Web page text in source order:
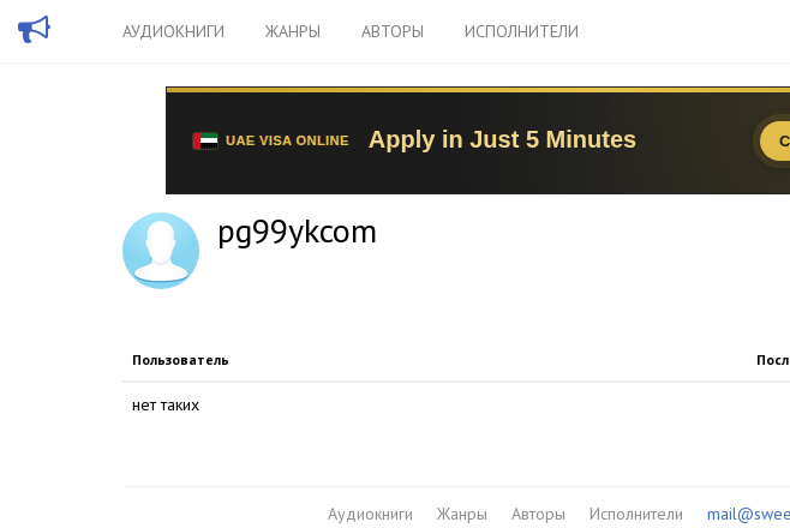
АУДИОКНИГИ ЖАНРЫ АВТОРЫ ИСПОЛНИТЕЛИ
pg99ykcom
Пользователь
нет таких
Аудиокниги Жанры Авторы Исполнители